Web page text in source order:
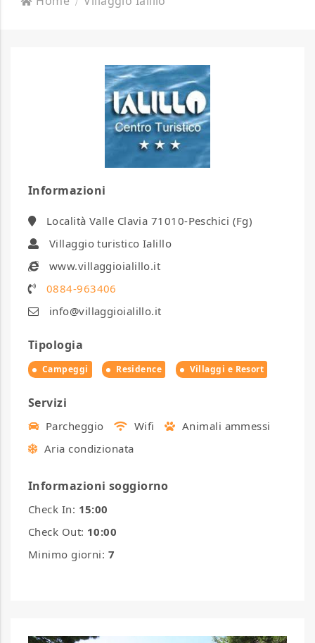
Informazioni
Località Valle Clavia 71010-Peschici (Fg)
Villaggio turistico Ialillo
www.villaggioialillo.it
0884-963406
info@villaggioialillo.it
Tipologia
Campeggi Residence Villaggi e Resort
Servizi
Parcheggio Wifi
Animali ammessi
Aria condizionata
Informazioni soggiorno
Check In: 15:00
Check Out: 10:00
Minimo giorni: 7